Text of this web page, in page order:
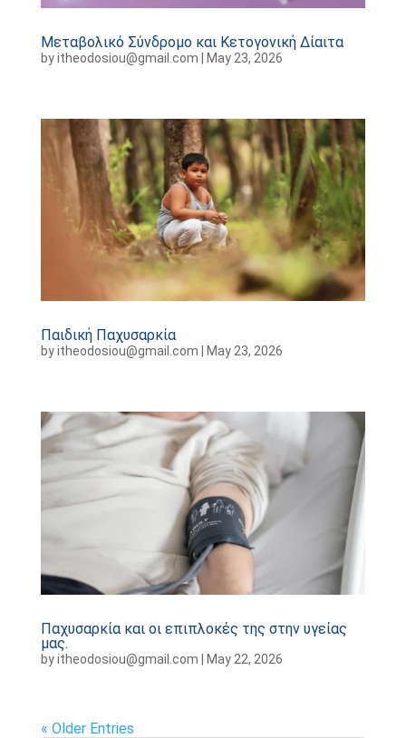
Μεταβολικό Σύνδρομο και Κετογονική Δίαιτα
byitheodosiou@gmail.com May 23, 2026
Παιδική Παχυσαρκία
byitheodosiou@gmail.com May 23, 2026
Παχυσαρκία και οι επιπλοκές της στην υγείας
μας.
byitheodosiou@gmail.com May 22, 2026
« Older Entries